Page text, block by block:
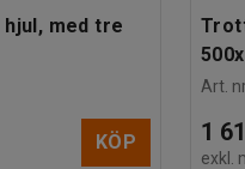
med tre
KÖP
Art.
1
exkl.